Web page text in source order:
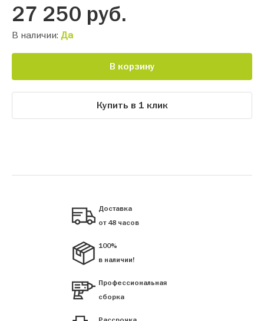
27 250 руб.
В наличии: Да
В корзину
Купить в 1 клик
Доставка
от 48 часов
100%
в наличии!
Профессиональная
сборка